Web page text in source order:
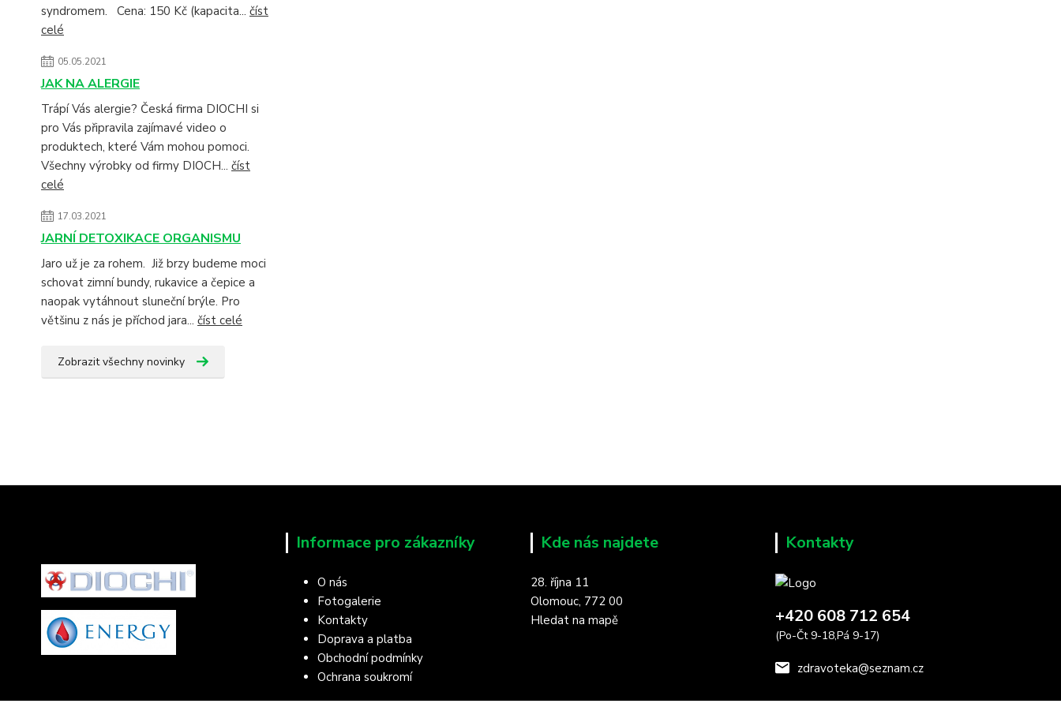
syndromem. Cena: 150 Kč (kapacita... číst
celé
05.05.2021
JAK NA ALERGIE
Trápí Vás alergie? Česká firma DIOCHI si
pro Vás připravila zajímavé video o
produktech, které Vám mohou pomoci.
Všechny výrobky od firmy DIOCH... číst
celé
17.03.2021
JARNÍ DETOXIKACE ORGANISMU
Jaro už je za rohem. Již brzy budeme moci
schovat zimní bundy, rukavice a čepice a
naopak vytáhnout sluneční brýle. Pro
většinu z nás je příchod jara... číst celé
Zobrazit všechny novinky
Informace pro zákazníky
O nás
Fotogalerie
Kontakty
Doprava a platba
Obchodní podmínky
Ochrana soukromí
Kde nás najdete
28. října 11
Olomouc, 772 00
Hledat na mapě
Kontakty
+420 608 712 654
(Po-Čt 9-18,Pá 9-17)
zdravoteka@seznam.cz